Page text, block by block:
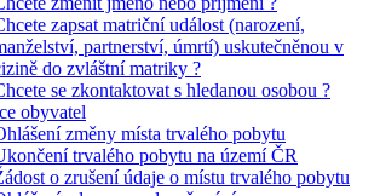
zapsat matriční událost (narození,
partnerství, úmrtí) uskutečněnou v
do zvláštní matriky ?
se zkontaktovat s hledanou osobou ?
obyvatel
změny místa trvalého pobytu
trvalého pobytu na území ČR
o zrušení údaje o místu trvalého pobytu